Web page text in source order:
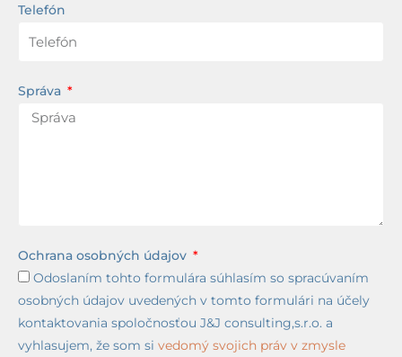
Telefón
Správa
Ochrana osobných údajov
Odoslaním tohto formulára súhlasím so spracúvaním
osobných údajov uvedených v tomto formulári na účely
kontaktovania spoločnosťou J&J consulting,s.r.o. a
vyhlasujem, že som si vedomý svojich práv v zmysle